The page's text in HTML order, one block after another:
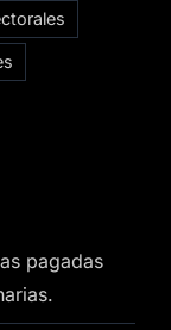
pagadas